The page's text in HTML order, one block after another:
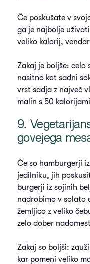
Če poskušate v
ga je najbolje
veliko kalorij,
Zakaj je boljše: celo
nasitno kot sadni
vrst sadja z največ
malin s 50
9.
govejega
Če so hamburgerji
jedilniku, jih
burgerji iz sojinih
nadrobimo v solato
žemljico z veliko
zelo dober
Zakaj so boljši:
kar pomeni veliko